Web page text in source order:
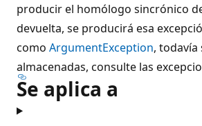
producir el homólogo sincrónico
devuelta, se producirá esa
como ArgumentException, todavía
almacenadas, consulte las
Se aplica a